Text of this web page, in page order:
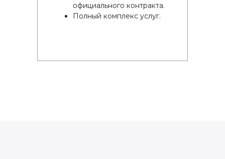
официального контракта.
Полный комплекс услуг.